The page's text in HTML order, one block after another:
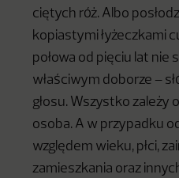
ciętych róż. Albo
kopiastymi łyżeczkami
połowa od pięciu lat nie
właściwym doborze –
głosu. Wszystko zależy
osoba. A w przypadku
względem wieku, płci,
zamieszkania oraz